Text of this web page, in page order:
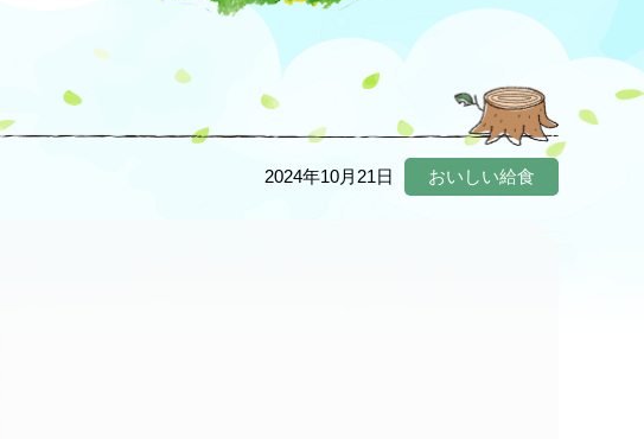
2024年10月21日 おいしい給食